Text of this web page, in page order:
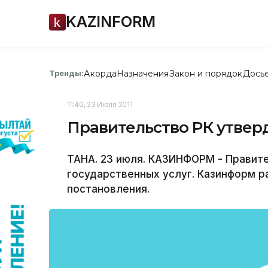
KAZINFORM
Тренды:АкордаНазначенияЗакон и порядок
11:40, 23 Июля 2011
Правительство РК
ТАНА. 23 июля. КАЗИНФОРМ -
государственных услуг. Казинформ
постановления.